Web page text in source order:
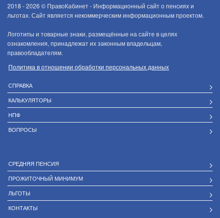
2018 - 2026 © ПравоКабинет - Информационный сайт о пенсиях и
льготах. Сайт является некоммерческим информационным проектом.
Логотипы и товарные знаки, размещённые на сайте в целях
ознакомления, принадлежат их законным владельцам,
правообладателям.
Политика в отношении обработки персональных данных
СПРАВКА
КАЛЬКУЛЯТОРЫ
НПФ
ВОПРОСЫ
СРЕДНЯЯ ПЕНСИЯ
ПРОЖИТОЧНЫЙ МИНИМУМ
ЛЬГОТЫ
КОНТАКТЫ